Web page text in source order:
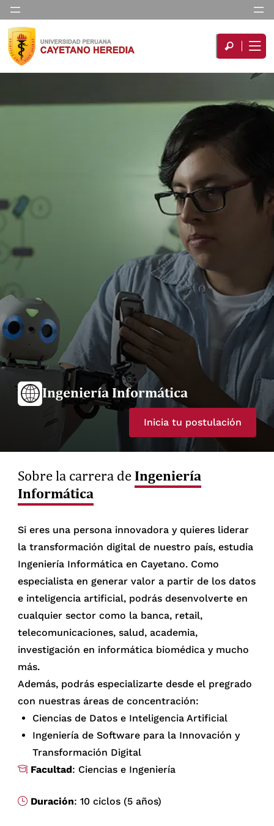
Ingeniería Informática
Inicia tu postulación
Sobre la carrera de Ingeniería
Informática
Si eres una persona innovadora y quieres liderar
la transformación digital de nuestro país, estudia
Ingeniería Informática en Cayetano. Como
especialista en generar valor a partir de los datos
e inteligencia artificial, podrás desenvolverte en
cualquier sector como la banca, retail,
telecomunicaciones, salud, academia,
investigación en informática biomédica y mucho
más.
Además, podrás especializarte desde el pregrado
con nuestras áreas de concentración:
Ciencias de Datos e Inteligencia Artificial
Ingeniería de Software para la Innovación y
Transformación Digital
Facultad: Ciencias e Ingeniería
Duración: 10 ciclos (5 años)